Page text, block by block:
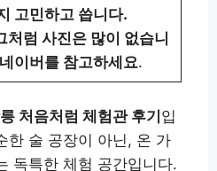
고민하고 씁니다.
처럼 사진은 많이 없습니
이버를 참고하세요.
처음처럼 체험관 후기 입
한 술 공장이 아닌, 온 가
독특한 체험 공간입니다.